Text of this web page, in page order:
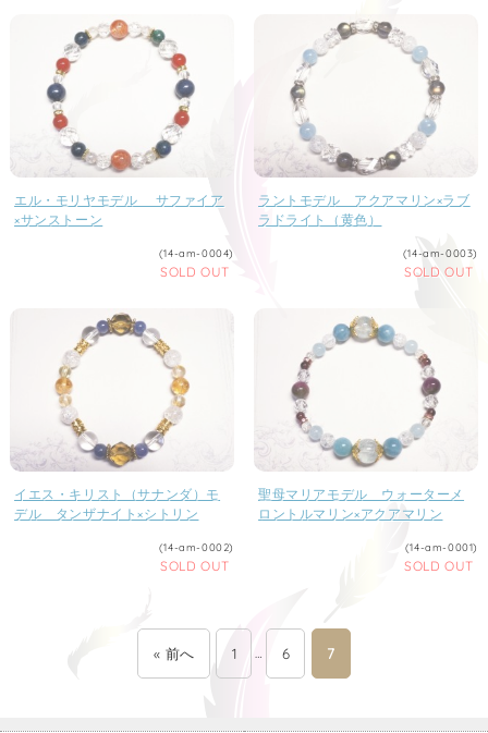
エル・モリヤモデル サファイア
×サンストーン
(14-am-0004)
SOLD OUT
ラントモデル アクアマリン×ラブ
ラドライト（黄色）
(14-am-0003)
SOLD OUT
イエス・キリスト（サナンダ）モ
デル タンザナイト×シトリン
(14-am-0002)
SOLD OUT
聖母マリアモデル ウォーターメ
ロントルマリン×アクアマリン
(14-am-0001)
SOLD OUT
« 前へ 1 6 7